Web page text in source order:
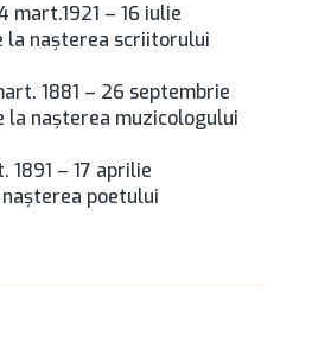
mart.1921 – 16 iulie
la naşterea scriitorului
1881 – 26 septembrie
la naşterea muzicologului
1891 – 17 aprilie
poetului